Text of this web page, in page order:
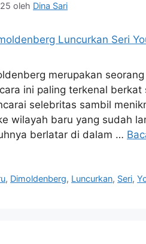
oleh Dina Sari
merupakan
ini paling terkenal
selebritas sambil
wilayah baru yang sudah
berlatar di dalam …
, Dimoldenberg, Luncurkan, Seri,